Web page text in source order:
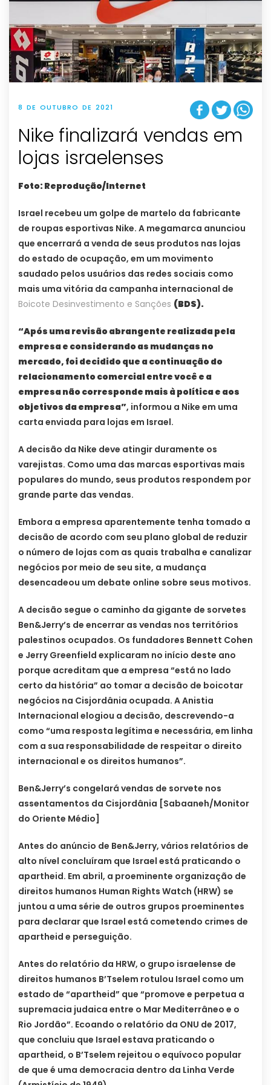
8 DE OUTUBRO DE 2021
Nike finalizará vendas em
lojas israelenses
Foto: Reprodução/Internet
Israel recebeu um golpe de martelo da fabricante
de roupas esportivas Nike. A megamarca anunciou
que encerrará a venda de seus produtos nas lojas
do estado de ocupação, em um movimento
saudado pelos usuários das redes sociais como
mais uma vitória da campanha internacional de
Boicote Desinvestimento e Sanções (BDS).
“Após uma revisão abrangente realizada pela
empresa e considerando as mudanças no
mercado, foi decidido que a continuação do
relacionamento comercial entre você e a
empresa não corresponde mais à política e aos
objetivos da empresa”, informou a Nike em uma
carta enviada para lojas em Israel.
A decisão da Nike deve atingir duramente os
varejistas. Como uma das marcas esportivas mais
populares do mundo, seus produtos respondem por
grande parte das vendas.
Embora a empresa aparentemente tenha tomado a
decisão de acordo com seu plano global de reduzir
o número de lojas com as quais trabalha e canalizar
negócios por meio de seu site, a mudança
desencadeou um debate online sobre seus motivos.
A decisão segue o caminho da gigante de sorvetes
Ben&Jerry’s de encerrar as vendas nos territórios
palestinos ocupados. Os fundadores Bennett Cohen
e Jerry Greenfield explicaram no início deste ano
porque acreditam que a empresa “está no lado
certo da história” ao tomar a decisão de boicotar
negócios na Cisjordânia ocupada. A Anistia
Internacional elogiou a decisão, descrevendo-a
como “uma resposta legítima e necessária, em linha
com a sua responsabilidade de respeitar o direito
internacional e os direitos humanos”.
Ben&Jerry’s congelará vendas de sorvete nos
assentamentos da Cisjordânia [Sabaaneh/Monitor
do Oriente Médio]
Antes do anúncio de Ben&Jerry, vários relatórios de
alto nível concluíram que Israel está praticando o
apartheid. Em abril, a proeminente organização de
direitos humanos Human Rights Watch (HRW) se
juntou a uma série de outros grupos proeminentes
para declarar que Israel está cometendo crimes de
apartheid e perseguição.
Antes do relatório da HRW, o grupo israelense de
direitos humanos B’Tselem rotulou Israel como um
estado de “apartheid” que “promove e perpetua a
supremacia judaica entre o Mar Mediterrâneo e o
Rio Jordão”. Ecoando o relatório da ONU de 2017,
que concluiu que Israel estava praticando o
apartheid, o B’Tselem rejeitou o equívoco popular
de que é uma democracia dentro da Linha Verde